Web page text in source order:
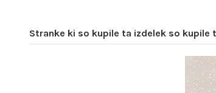
Stranke ki so kupile ta izdelek so kupile